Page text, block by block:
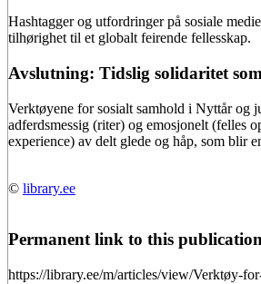
Hashtagger og utfordringer på sosiale
tilhørighet til et globalt feirende fellesskap.
Avslutning: Tidslig solidaritet
Verktøyene for sosialt samhold i Nyttår og
adferdsmessig (riter) og emosjonelt (felles
experience) av delt glede og håp, som blir
© library.ee
Permanent link to this
https://library.ee/m/articles/view/Verktøy-